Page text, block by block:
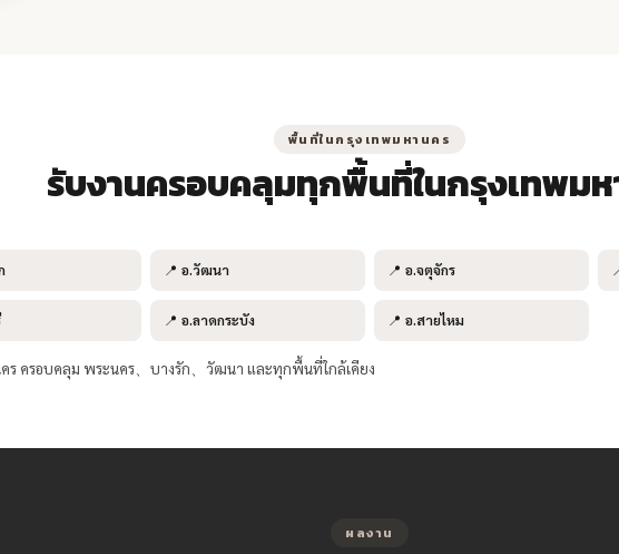
พื้นที่ในกรุงเทพมหานคร
รับงานครอบคลุมทุกพื้นที่ในกรุงเทพม
📍 อ.วัฒนา 📍 อ.จตุจักร
📍 อ.ลาดกระบัง 📍 อ.สายไหม
ครอบคลุม พระนคร、บางรัก、วัฒนา และทุกพื้นที่ใกล้เคียง
ผลงาน